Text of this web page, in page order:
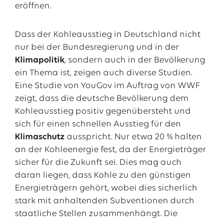
eröffnen.
Dass der Kohleausstieg in Deutschland nicht
nur bei der Bundesregierung und in der
Klimapolitik, sondern auch in der Bevölkerung
ein Thema ist, zeigen auch diverse Studien.
Eine Studie von YouGov im Auftrag von WWF
zeigt, dass die deutsche Bevölkerung dem
Kohleausstieg positiv gegenübersteht und
sich für einen schnellen Ausstieg für den
Klimaschutz ausspricht. Nur etwa 20 % halten
an der Kohleenergie fest, da der Energieträger
sicher für die Zukunft sei. Dies mag auch
daran liegen, dass Kohle zu den günstigen
Energieträgern gehört, wobei dies sicherlich
stark mit anhaltenden Subventionen durch
staatliche Stellen zusammenhängt. Die